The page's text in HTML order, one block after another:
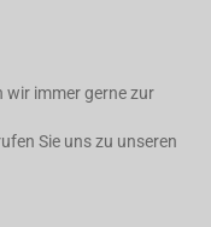
wir immer gerne zur
Sie uns zu unseren